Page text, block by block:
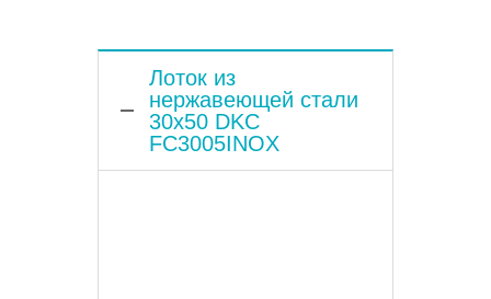
Лоток из
нержавеющей стали
30x50 DKC
FC3005INOX